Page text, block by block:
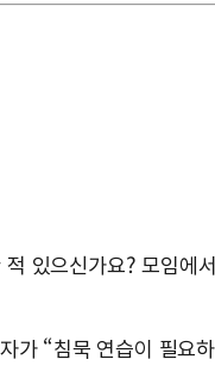
있으신가요? 모임
가 “침묵 연습이 필요